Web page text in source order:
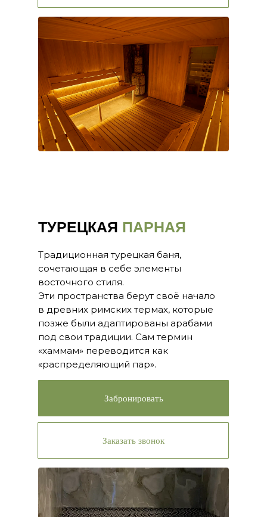
ТУРЕЦКАЯ ПАРНАЯ
Забронировать
Заказать звонок
Традиционная турецкая баня,
сочетающая в себе элементы
восточного стиля.
Эти пространства берут своё начало
в древних римских термах, которые
позже были адаптированы арабами
под свои традиции. Сам термин
«хаммам» переводится как
«распределяющий пар».